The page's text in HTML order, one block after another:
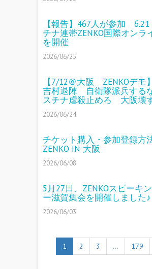
【報告】467人が参加 6.21
チナ連帯ZENKO国際オンラ
を開催
2026/06/25
【7/12＠大阪 ZENKOデモ
吉村退陣 自衛隊派兵する
スチナ虐殺止めろ 大阪壊
2026/06/24
チケット購入・参加登録方
ZENKO IN 大阪
2026/06/08
5月27日、ZENKOスピーキ
ー滋賀集会を開催しました♪
2026/06/03
1 2 3 … 179